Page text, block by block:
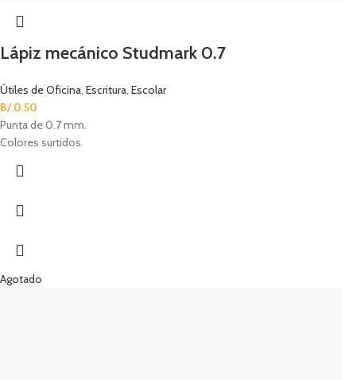
Lápiz mecánico Studmark 0.7
Útiles de Oficina, Escritura, Escolar
B/.0.50
Punta de 0.7 mm.
Colores surtidos.
Agotado